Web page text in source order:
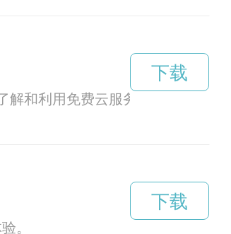
和利用免费云服务。
下载
。
下载